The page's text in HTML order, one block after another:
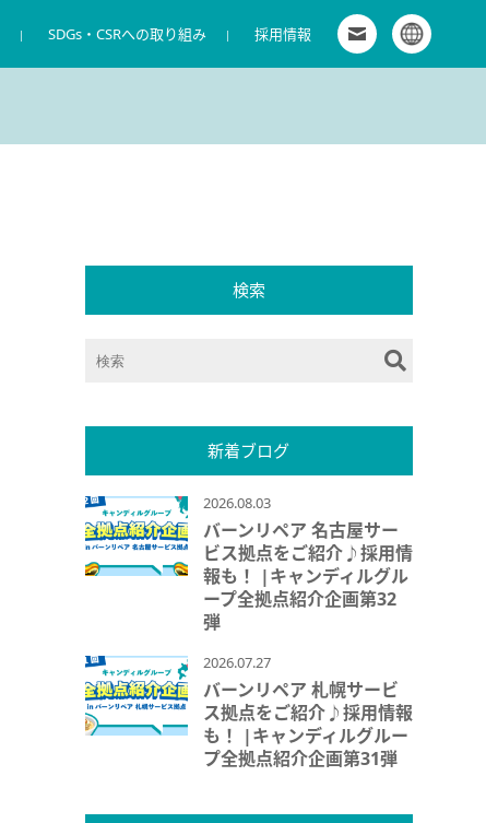
会社概要
商材販売
電子公告
SDGs・CSRへの取り組み 採用情報
お問い合わせ
グローバルサイト
検索
新着ブログ
2026.08.03
バーンリペア 名古屋サー
ビス拠点をご紹介♪採用情
報も！ |キャンディルグル
ープ全拠点紹介企画第32
弾
2026.07.27
バーンリペア 札幌サービ
ス拠点をご紹介♪採用情報
も！ |キャンディルグルー
プ全拠点紹介企画第31弾